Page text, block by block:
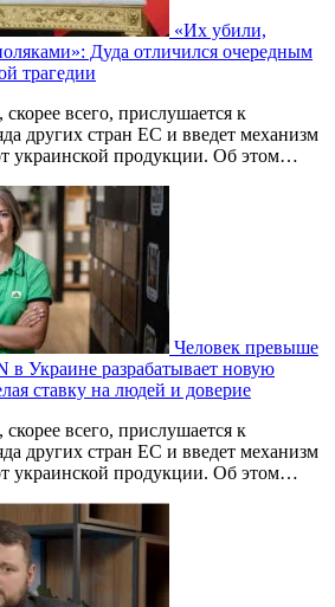
«Их убили,
Дуда отличился очередным
трагедии
всего, прислушается к
других стран ЕС и введет механизм
украинской продукции. Об этом…
Человек превыше
Украине разрабатывает новую
ставку на людей и доверие
всего, прислушается к
других стран ЕС и введет механизм
украинской продукции. Об этом…